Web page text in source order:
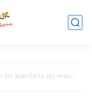
Quels sont les vrais bienfaits du massage naturiste sur le...